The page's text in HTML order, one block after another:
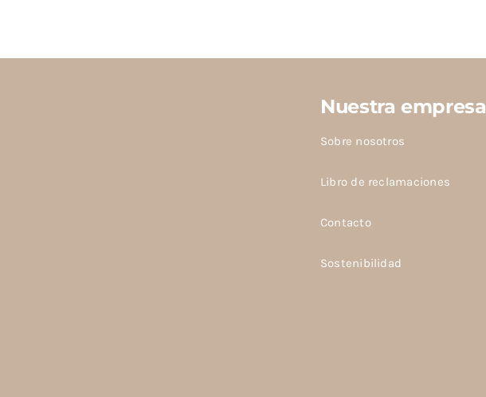
Nuestra empresa
Sobre nosotros
Libro de reclamaciones
Contacto
Sostenibilidad